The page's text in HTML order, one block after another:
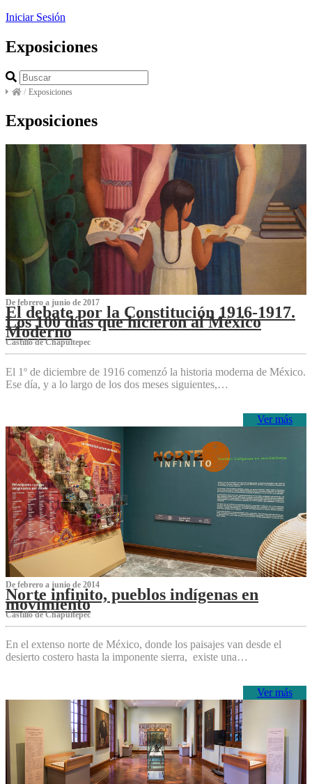
Iniciar Sesión
Exposiciones
/ Exposiciones
Exposiciones
De febrero a junio de 2017
El debate por la Constitución 1916-1917.
Los 100 días que hicieron al México
Moderno
Castillo de Chapultepec
El 1º de diciembre de 1916 comenzó la historia moderna de México.
Ese día, y a lo largo de los dos meses siguientes,…
Ver más
De febrero a junio de 2014
Norte infinito, pueblos indígenas en
movimiento
Castillo de Chapultepec
En el extenso norte de México, donde los paisajes van desde el
desierto costero hasta la imponente sierra, existe una…
Ver más